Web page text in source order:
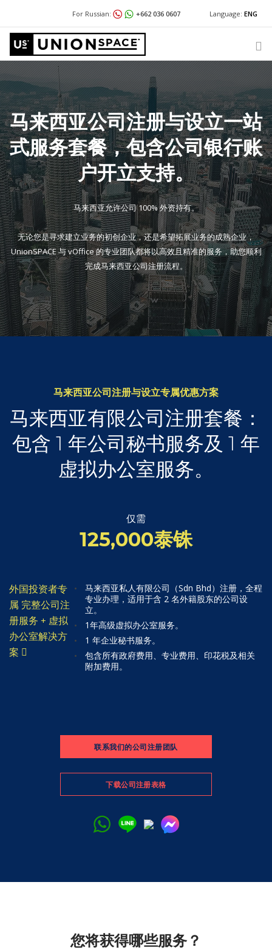
Language: ENG
For Russian: +662 036 0607
For English / Thai: +662 036 0600 @usth
Wechat with US
我们提供什么
INTERNATIONAL BUSINESS SET UP
地点
关于 UNIONSPACE
新闻与洞察
有问题或需要帮助吗？
Warning: Undefined variable $phone in
/www/wwwroot/unionspace.com.cn/header.phpon line446
马来西亚公司注册与设立一站
式服务套餐，包含公司银行账
户开立支持。
马来西亚允许公司 100% 外资持有。
无论您是寻求建立业务的初创企业，还是希望拓展业务的成熟企业，
UnionSPACE 与 vOffice 的专业团队都将以高效且精准的服务，助您顺利
完成马来西亚公司注册流程。
马来西亚公司注册与设立专属优惠方案
马来西亚有限公司注册套餐：
包含 1 年公司秘书服务及 1 年
虚拟办公室服务。
仅需
125,000泰铢
外国投资者专
属 完整公司注
册服务 + 虚拟
办公室解决方
案
马来西亚私人有限公司（Sdn Bhd）注册，全程
专业办理，适用于含 2 名外籍股东的公司设
立。
1年高级虚拟办公室服务。
1 年企业秘书服务。
包含所有政府费用、专业费用、印花税及相关
附加费用。
联系我们的公司注册团队
下载公司注册表格
您将获得哪些服务？